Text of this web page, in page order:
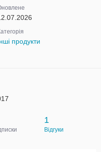
продукти
1
Відгуки